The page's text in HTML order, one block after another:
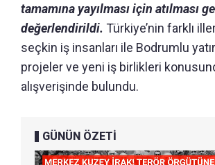
tamamına yayılması için atılması
değerlendirildi. Türkiye’nin farklı
seçkin iş insanları ile Bodrumlu
projeler ve yeni iş birlikleri
alışverişinde bulundu.
GÜNÜN ÖZETİ